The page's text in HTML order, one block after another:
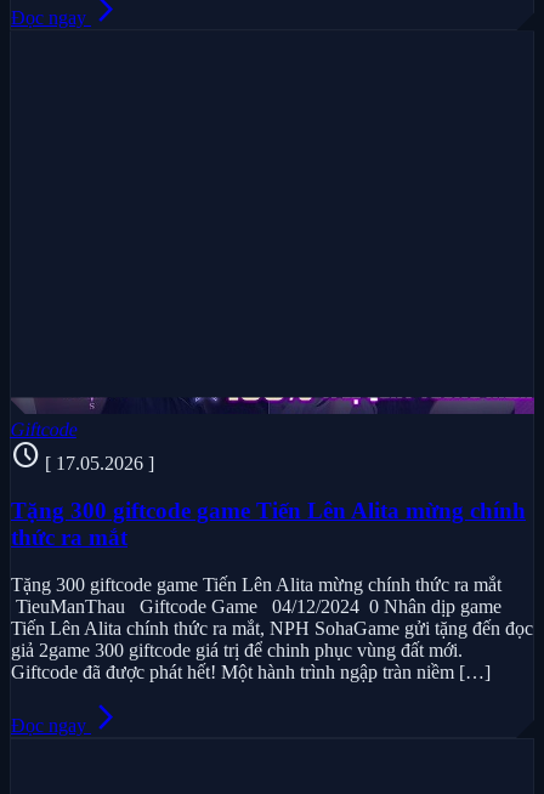
Đọc ngay arrow_forward_ios
Giftcode
schedule [ 17.05.2026 ]
Tặng 300 giftcode game Tiến Lên Alita mừng chính
thức ra mắt
Tặng 300 giftcode game Tiến Lên Alita mừng chính thức ra mắt
TieuManThau Giftcode Game 04/12/2024 0 Nhân dịp game
Tiến Lên Alita chính thức ra mắt, NPH SohaGame gửi tặng đến đọc
giả 2game 300 giftcode giá trị để chinh phục vùng đất mới.
Giftcode đã được phát hết! Một hành trình ngập tràn niềm […]
Đọc ngay arrow_forward_ios